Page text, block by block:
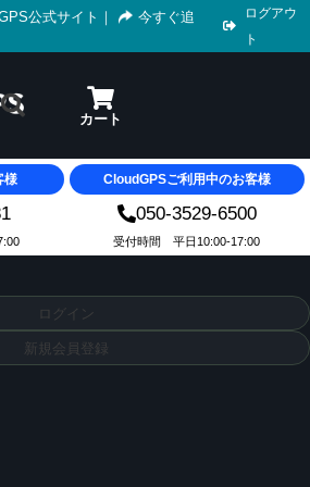
公式サイト ｜
今すぐ追
ログアウ
ト
様 CloudGPSご利用中のお客様
050-3529-6500
受付時間 平日10:00-17:00
ログイン
新規会員登録